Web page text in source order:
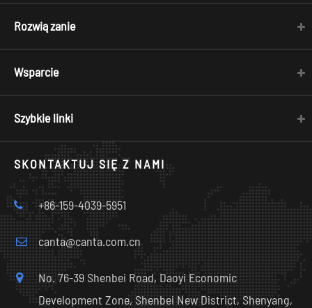
Rozwiązanie
Wsparcie
Szybkie linki
SKONTAKTUJ SIĘ Z NAMI
+86-159-4039-5951
canta@canta.com.cn
No. 76-39 Shenbei Road, Daoyi Economic
Development Zone, Shenbei New District, Shenyang,